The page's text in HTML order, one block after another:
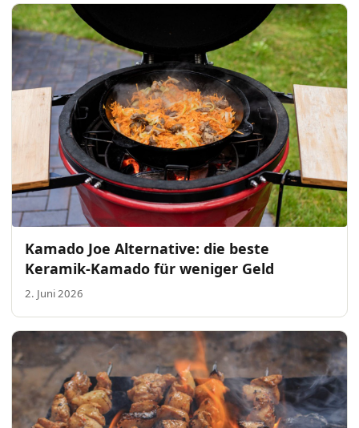
Kamado Joe Alternative: die beste
Keramik-Kamado für weniger Geld
2. Juni 2026